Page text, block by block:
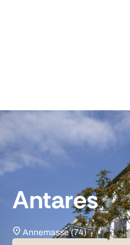
Antares
Annemasse (74)